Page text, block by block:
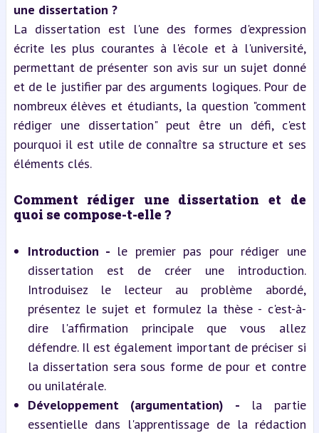
une dissertation ?
La dissertation est l'une des formes d'expression
écrite les plus courantes à l'école et à l'université,
permettant de présenter son avis sur un sujet donné
et de le justifier par des arguments logiques. Pour de
nombreux élèves et étudiants, la question "comment
rédiger une dissertation" peut être un défi, c'est
pourquoi il est utile de connaître sa structure et ses
éléments clés.
Comment rédiger une dissertation et de
quoi se compose-t-elle ?
Introduction - le premier pas pour rédiger une
dissertation est de créer une introduction.
Introduisez le lecteur au problème abordé,
présentez le sujet et formulez la thèse - c'est-à-
dire l'affirmation principale que vous allez
défendre. Il est également important de préciser si
la dissertation sera sous forme de pour et contre
ou unilatérale.
Développement (argumentation) - la partie
essentielle dans l'apprentissage de la rédaction